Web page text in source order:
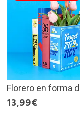
Florero en forma
13,99€